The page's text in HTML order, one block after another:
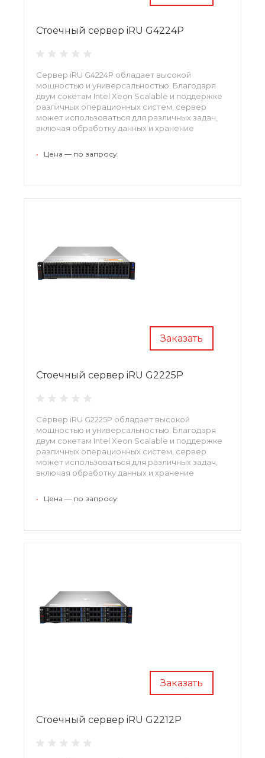
Стоечный сервер iRU G4224P
Сервер iRU G4224P обладает высокой
мощностью и универсальностью. Благодаря
двум сокетам Intel Xeon Scalable и поддержке
различных операционных систем, сервер
может использоваться для различных задач,
включая обработку данных и хранение
• Цена — по запросу
Заказать
Стоечный сервер iRU G2225P
Сервер iRU G2225P обладает высокой
мощностью и универсальностью. Благодаря
двум сокетам Intel Xeon Scalable и поддержке
различных операционных систем, сервер
может использоваться для различных задач,
включая обработку данных и хранение
• Цена — по запросу
Заказать
Стоечный сервер iRU G2212P